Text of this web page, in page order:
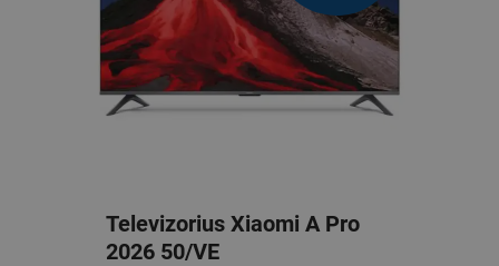
Televizorius Xiaomi A Pro
2026 50/VE